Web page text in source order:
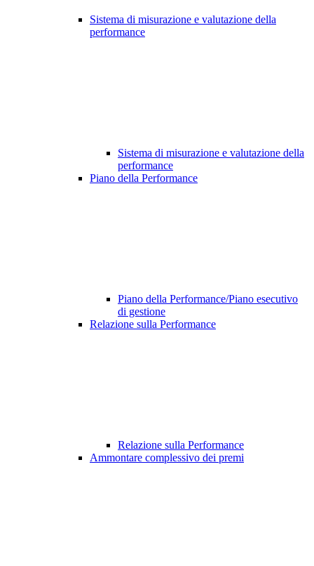
Sistema di misurazione e valutazione della
performance
Sistema di misurazione e valutazione della
performance
Piano della Performance
Piano della Performance/Piano esecutivo
di gestione
Relazione sulla Performance
Relazione sulla Performance
Ammontare complessivo dei premi